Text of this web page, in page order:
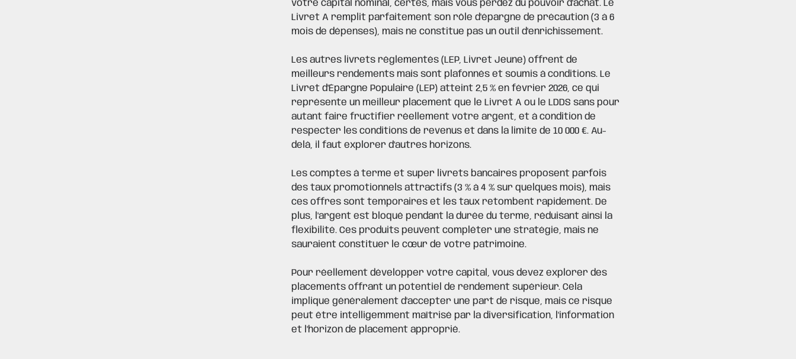
votre capital nominal, certes, mais vous perdez du pouvoir d'achat. Le
Livret A remplit parfaitement son rôle d'épargne de précaution (3 à 6
mois de dépenses), mais ne constitue pas un outil d'enrichissement.
Les autres livrets réglementés (LEP, Livret Jeune) offrent de
meilleurs rendements mais sont plafonnés et soumis à conditions. Le
Livret d'Épargne Populaire (LEP) atteint 2,5 % en février 2026, ce qui
représente un meilleur placement que le Livret A ou le LDDS sans pour
autant faire fructifier réellement votre argent, et à condition de
respecter les conditions de revenus et dans la limite de 10 000 €. Au-
delà, il faut explorer d'autres horizons.
Les comptes à terme et super livrets bancaires proposent parfois
des taux promotionnels attractifs (3 % à 4 % sur quelques mois), mais
ces offres sont temporaires et les taux retombent rapidement. De
plus, l'argent est bloqué pendant la durée du terme, réduisant ainsi la
flexibilité. Ces produits peuvent compléter une stratégie, mais ne
sauraient constituer le cœur de votre patrimoine.
Pour réellement développer votre capital, vous devez explorer des
placements offrant un potentiel de rendement supérieur. Cela
implique généralement d'accepter une part de risque, mais ce risque
peut être intelligemment maîtrisé par la diversification, l'information
et l'horizon de placement approprié.